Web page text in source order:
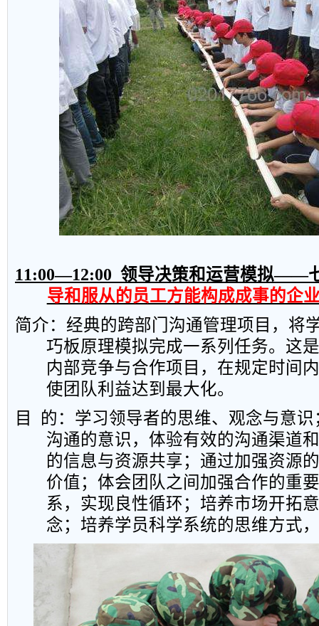
11:00—12:00 领导决策和运营模拟——
导和服从的员工方能构成成事的企
简介：经典的跨部门沟通管理项目，将
巧板原理模拟完成一系列任务。这
内部竞争与合作项目，在规定时间
使团队利益达到最大化。
目
的：学习领导者的思维、观念与意
沟通的意识，体验有效的沟通渠道
的信息与资源共享；通过加强资源
价值；体会团队之间加强合作的重
系，实现良性循环；培养市场开拓
念；培养学员科学系统的思维方式